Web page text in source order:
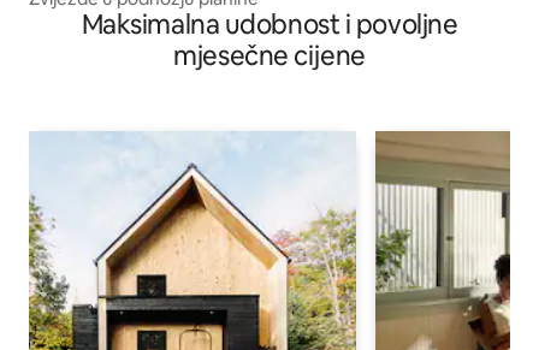
Maksimalna udobnost i povoljne
mjesečne cijene